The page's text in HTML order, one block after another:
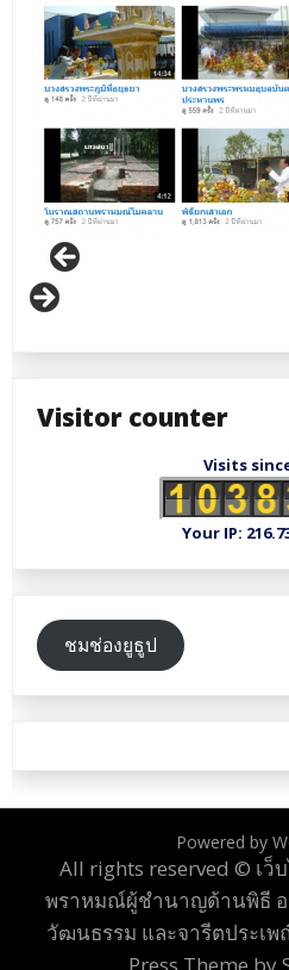
Visitor counter
Visits
Your IP:
ชมช่องยูธูป
Powered by
All rights reserved © เ
พราหมณ์ผู้ชำนาญด้านพิธี
วัฒนธรรม และจารีตประเ
Press Theme by